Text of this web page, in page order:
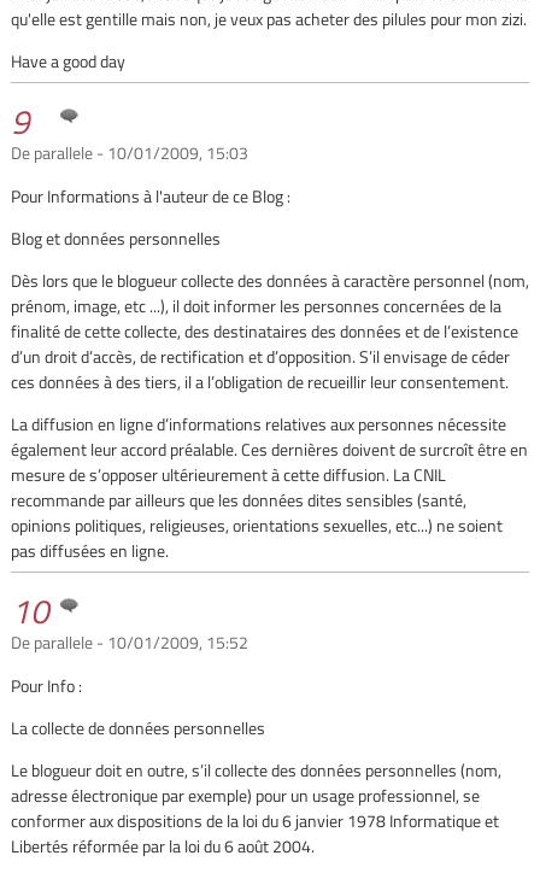
qu'elle est gentille mais non, je veux pas acheter des pilules pour mon zizi.
Have a good day
9
De parallele - 10/01/2009, 15:03
Pour Informations à l'auteur de ce Blog :
Blog et données personnelles
Dès lors que le blogueur collecte des données à caractère personnel (nom,
prénom, image, etc ...), il doit informer les personnes concernées de la
finalité de cette collecte, des destinataires des données et de l’existence
d’un droit d’accès, de rectification et d’opposition. S’il envisage de céder
ces données à des tiers, il a l’obligation de recueillir leur consentement.
La diffusion en ligne d’informations relatives aux personnes nécessite
également leur accord préalable. Ces dernières doivent de surcroît être en
mesure de s’opposer ultérieurement à cette diffusion. La CNIL
recommande par ailleurs que les données dites sensibles (santé,
opinions politiques, religieuses, orientations sexuelles, etc...) ne soient
pas diffusées en ligne.
10
De parallele - 10/01/2009, 15:52
Pour Info :
La collecte de données personnelles
Le blogueur doit en outre, s’il collecte des données personnelles (nom,
adresse électronique par exemple) pour un usage professionnel, se
conformer aux dispositions de la loi du 6 janvier 1978 Informatique et
Libertés réformée par la loi du 6 août 2004.